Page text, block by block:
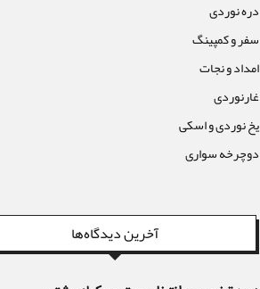
دره نوردی
سفر و کمپینگ
امداد و نجات
غارنوردی
یخ نوردی و اسکی
دوچرخه سواری
آخرین دیدگاه‌ها